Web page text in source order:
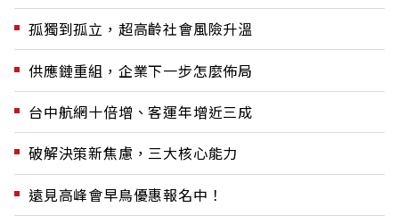
孤獨到孤立，超高齡社會風險升溫
供應鏈重組，企業下一步怎麼佈局
台中航網十倍增、客運年增近三成
破解決策新焦慮，三大核心能力
遠見高峰會早鳥優惠報名中！